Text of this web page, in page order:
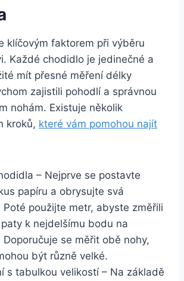
klíčovým faktorem při výběru
Každé chodidlo je jedinečné a
mít přesné měření délky
zajistili pohodlí a správnou
nohám. Existuje několik
kroků, které vám pomohou najít
– Nejprve se postavte
papíru a obrysujte svá
Poté použijte metr, abyste změřili
k nejdelšímu bodu na
Doporučuje se měřit obě nohy,
být různě velké.
s tabulkou velikostí – Na základě